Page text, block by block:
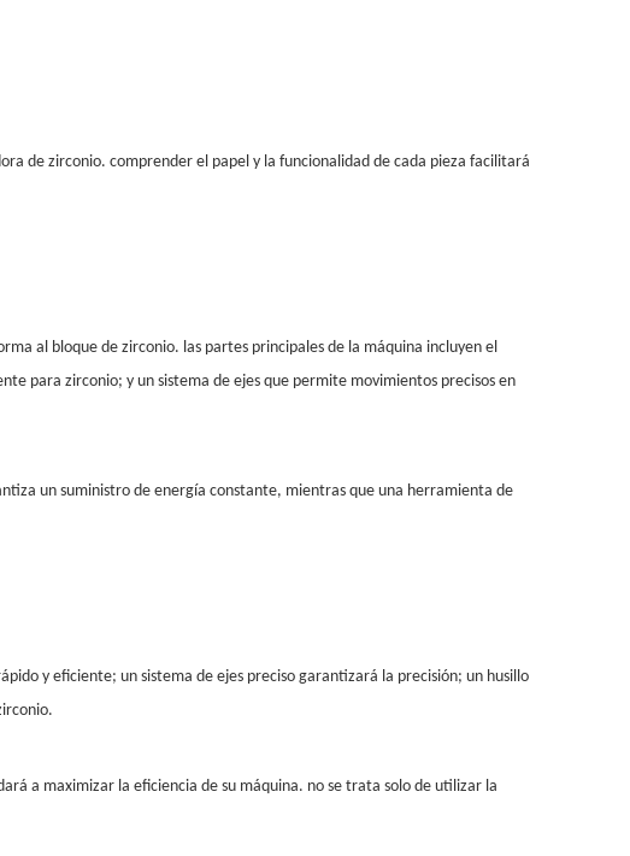
de zirconio. comprender el papel y la funcionalidad de cada pieza facilitará
al bloque de zirconio. las partes principales de la máquina incluyen el
para zirconio; y un sistema de ejes que permite movimientos precisos en
un suministro de energía constante, mientras que una herramienta de
y eficiente; un sistema de ejes preciso garantizará la precisión; un husillo
a maximizar la eficiencia de su máquina. no se trata solo de utilizar la